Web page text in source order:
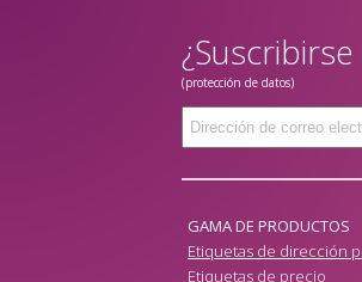
(protección de datos)
GAMA DE PRODUCTOS
Etiquetas de dirección
Etiquetas de precio